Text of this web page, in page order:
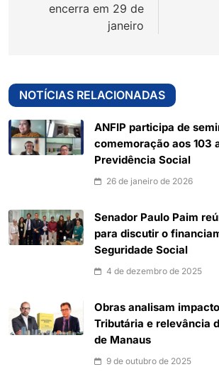
encerra em 29 de
janeiro
NOTÍCIAS RELACIONADAS
ANFIP participa de
comemoração aos 103
Previdência Social
26 de janeiro de 2026
Senador Paulo Paim
para discutir o
Seguridade Social
4 de dezembro de 2025
Obras analisam
Tributária e relevância
de Manaus
9 de outubro de 2025